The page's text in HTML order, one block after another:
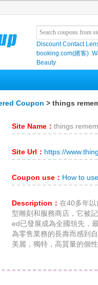
Discount Contact
booking.com(繽客)
Beauty
Coupon > things
Site Name： things
Site Url： https://
Coupon use： How to
Description： 在40多年以
型雕刻和服務商店，它被
ed已發展成為全國領先，
為零售業務的長壽而感到
美麗，獨特，高質量的個